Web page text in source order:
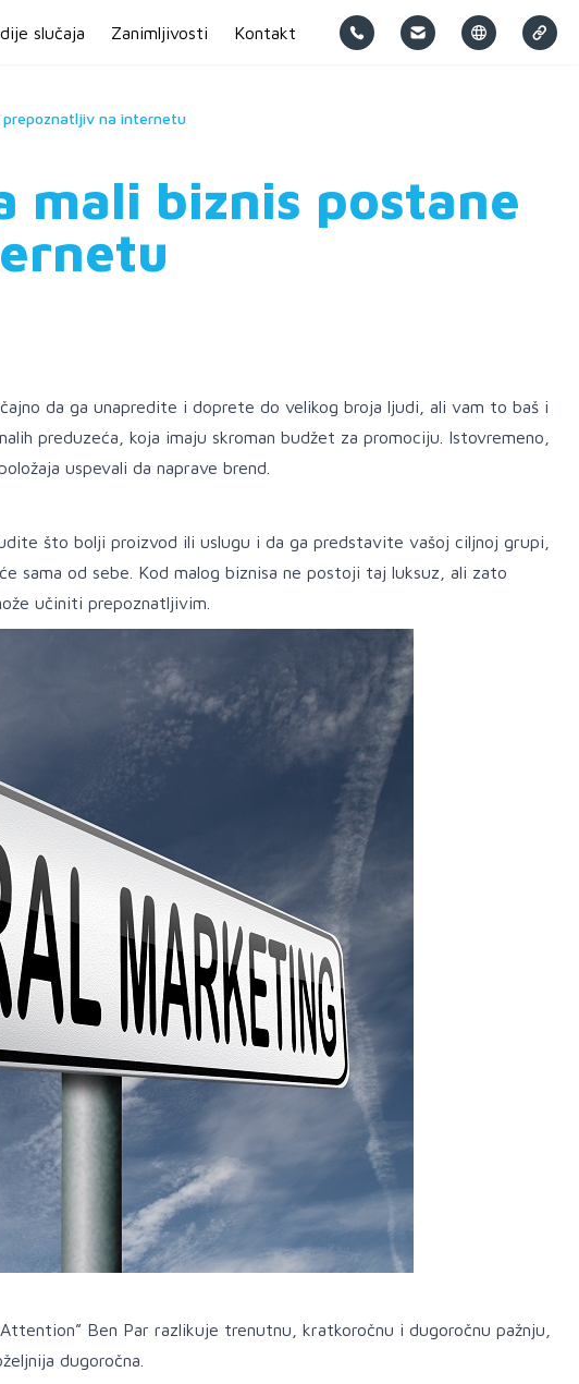
slučaja Zanimljivosti Kontakt
prepoznatljiv na internetu
mali biznis postane
da ga unapredite i doprete do velikog broja ljudi, ali vam to baš i
preduzeća, koja imaju skroman budžet za promociju. Istovremeno,
uspevali da naprave brend.
što bolji proizvod ili uslugu i da ga predstavite vašoj ciljnoj grupi,
sama od sebe. Kod malog biznisa ne postoji taj luksuz, ali zato
učiniti prepoznatljivim.
Ben Par razlikuje trenutnu, kratkoročnu i dugoročnu pažnju,
dugoročna.